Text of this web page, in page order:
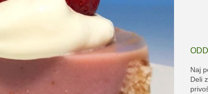
Naj
Deli